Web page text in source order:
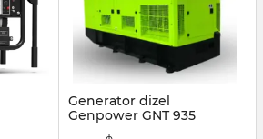
Generator dizel
Genpower GNT 935
009001022